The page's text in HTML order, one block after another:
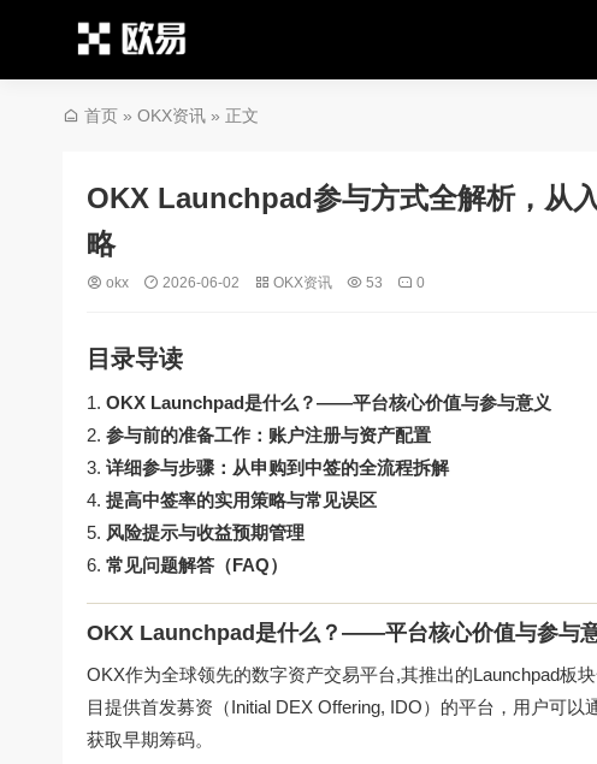
首页 » OKX资讯 » 正文
OKX Launchpad参与方式全解析，从
略
okx 2026-06-02 OKX资讯 53 0
目录导读
OKX Launchpad是什么？——平台核心价值与参与意义
参与前的准备工作：账户注册与资产配置
详细参与步骤：从申购到中签的全流程拆解
提高中签率的实用策略与常见误区
风险提示与收益预期管理
常见问题解答（FAQ）
OKX Launchpad是什么？——平台核心价值与参与
OKX作为全球领先的数字资产交易平台,其推出的Launchpad板
目提供首发募资（Initial DEX Offering, IDO）的平台，用户可
获取早期筹码。